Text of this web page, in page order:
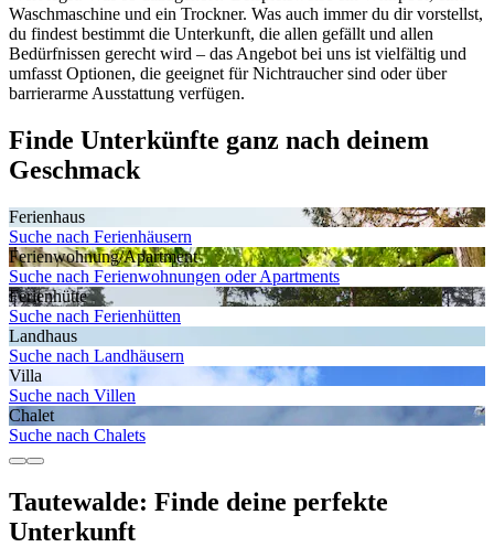
Waschmaschine und ein Trockner. Was auch immer du dir vorstellst,
du findest bestimmt die Unterkunft, die allen gefällt und allen
Bedürfnissen gerecht wird – das Angebot bei uns ist vielfältig und
umfasst Optionen, die geeignet für Nichtraucher sind oder über
barrierarme Ausstattung verfügen.
Finde Unterkünfte ganz nach deinem
Geschmack
Ferienhaus
Suche nach Ferienhäusern
Ferienwohnung/Apartment
Suche nach Ferienwohnungen oder Apartments
Ferienhütte
Suche nach Ferienhütten
Landhaus
Suche nach Landhäusern
Villa
Suche nach Villen
Chalet
Suche nach Chalets
Tautewalde: Finde deine perfekte
Unterkunft